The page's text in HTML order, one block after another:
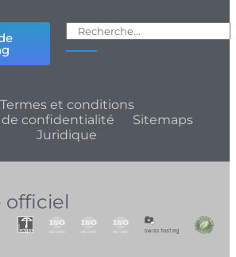
Termes et conditions
confidentialité
Sitemaps
Juridique
officiel